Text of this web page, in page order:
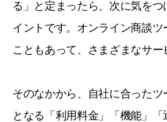
る」と定まったら、次に気を
イントです。オンライン商談
こともあって、さまざまなサー
そのなかから、自社に合った
となる「利用料金」「機能」